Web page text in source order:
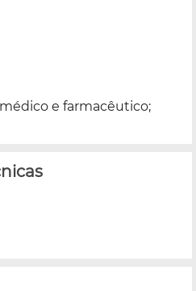
e farmacêutico;